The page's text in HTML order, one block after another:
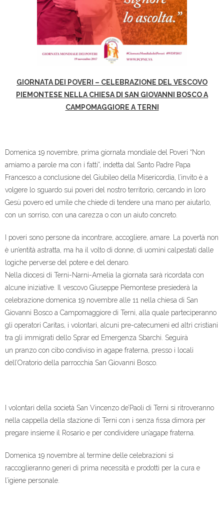
GIORNATA DEI POVERI – CELEBRAZIONE DEL VESCOVO
PIEMONTESE NELLA CHIESA DI SAN GIOVANNI BOSCO A
CAMPOMAGGIORE A TERNI
Domenica 19 novembre, prima giornata mondiale del Poveri “Non
amiamo a parole ma con i fatti”, indetta dal Santo Padre Papa
Francesco a conclusione del Giubileo della Misericordia, l’invito è a
volgere lo sguardo sui poveri del nostro territorio, cercando in loro
Gesù povero ed umile che chiede di tendere una mano per aiutarlo,
con un sorriso, con una carezza o con un aiuto concreto.
I poveri sono persone da incontrare, accogliere, amare. La povertà non
è un’entità astratta, ma ha il volto di donne, di uomini calpestati dalle
logiche perverse del potere e del denaro.
Nella diocesi di Terni-Narni-Amelia la giornata sarà ricordata con
alcune iniziative. Il vescovo Giuseppe Piemontese presiederà la
celebrazione domenica 19 novembre alle 11 nella chiesa di San
Giovanni Bosco a Campomaggiore di Terni, alla quale parteciperanno
gli operatori Caritas, i volontari, alcuni pre-catecumeni ed altri cristiani
tra gli immigrati dello Sprar ed Emergenza Sbarchi. Seguirà
un pranzo con cibo condiviso in agape fraterna, presso i locali
dell’Oratorio della parrocchia San Giovanni Bosco.
I volontari della società San Vincenzo de’Paoli di Terni si ritroveranno
nella cappella della stazione di Terni con i senza fissa dimora per
pregare insieme il Rosario e per condividere un’agape fraterna.
Domenica 19 novembre al termine delle celebrazioni si
raccoglieranno generi di prima necessità e prodotti per la cura e
l’igiene personale.